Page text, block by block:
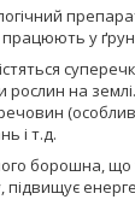
у
рослин на
і т.д.
борошна, що
підвищує